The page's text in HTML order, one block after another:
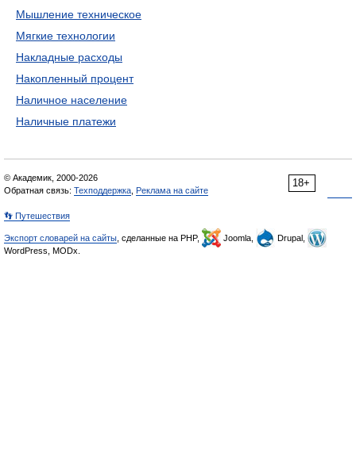
Мышление техническое
Мягкие технологии
Накладные расходы
Накопленный процент
Наличное население
Наличные платежи
18+
© Академик, 2000-2026
Обратная связь: Техподдержка Реклама на сайте
👣 Путешествия
Экспорт словарей на сайты , сделанные на PHP, Joomla,
Drupal,
WordPress, MODx.